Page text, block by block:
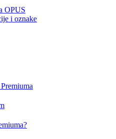
OPUS
i oznake